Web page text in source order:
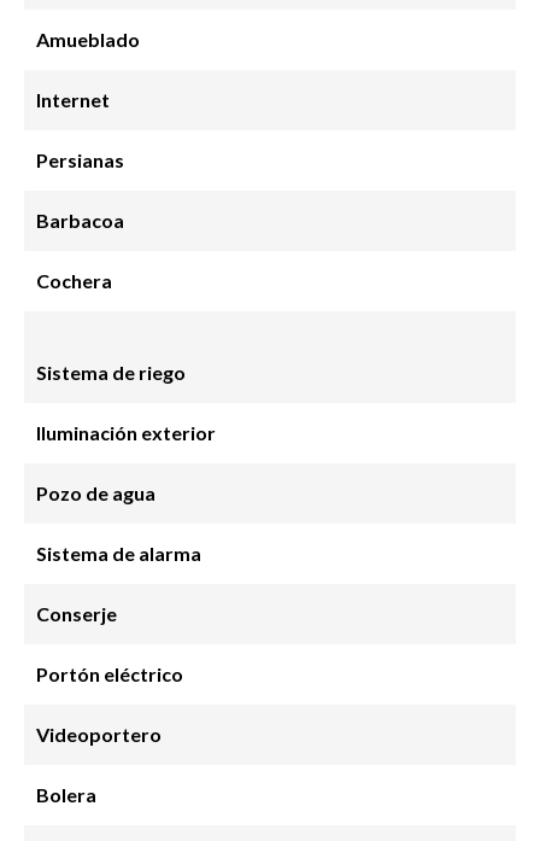
Amueblado
Internet
Persianas
Barbacoa
Cochera
Sistema de riego
Iluminación exterior
Pozo de agua
Sistema de alarma
Conserje
Portón eléctrico
Videoportero
Bolera